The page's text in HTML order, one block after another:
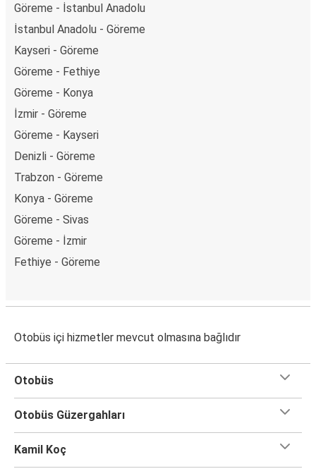
Göreme - İstanbul Anadolu
İstanbul Anadolu - Göreme
Kayseri - Göreme
Göreme - Fethiye
Göreme - Konya
İzmir - Göreme
Göreme - Kayseri
Denizli - Göreme
Trabzon - Göreme
Konya - Göreme
Göreme - Sivas
Göreme - İzmir
Fethiye - Göreme
Otobüs içi hizmetler mevcut olmasına bağlıdır
Otobüs
Otobüs Güzergahları
Kamil Koç